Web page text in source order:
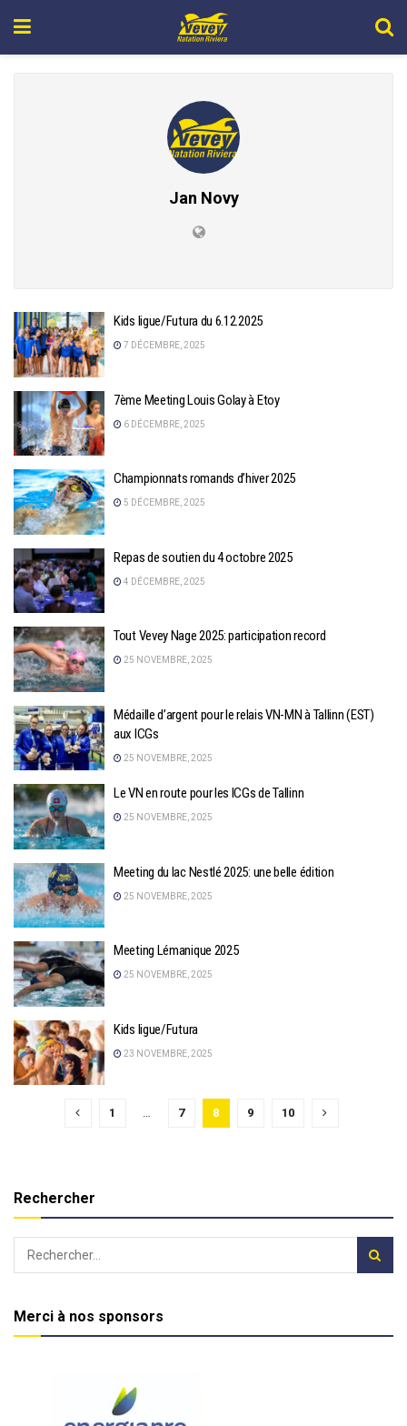
Jan Novy
Kids ligue/Futura du 6.12.2025
7 DÉCEMBRE, 2025
7ème Meeting Louis Golay à Etoy
6 DÉCEMBRE, 2025
Championnats romands d’hiver 2025
5 DÉCEMBRE, 2025
Repas de soutien du 4 octobre 2025
4 DÉCEMBRE, 2025
Tout Vevey Nage 2025: participation record
25 NOVEMBRE, 2025
Médaille d’argent pour le relais VN-MN à Tallinn (EST)
aux ICGs
25 NOVEMBRE, 2025
Le VN en route pour les ICGs de Tallinn
25 NOVEMBRE, 2025
Meeting du lac Nestlé 2025: une belle édition
25 NOVEMBRE, 2025
Meeting Lémanique 2025
25 NOVEMBRE, 2025
Kids ligue/Futura
23 NOVEMBRE, 2025
1 … 7 8 9 10
Rechercher
Merci à nos sponsors